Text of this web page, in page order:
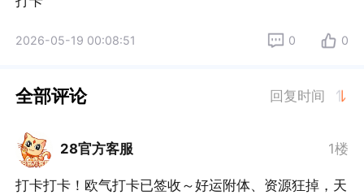
2026-05-19 00:08:51 0 0
全部评论 回复时间
28官方客服 1楼
打卡打卡！欧气打卡已签收～好运附体、资源狂掉，天